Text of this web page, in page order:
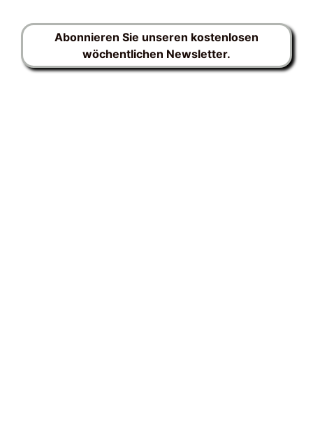
Abonnieren Sie unseren kostenlosen
wöchentlichen Newsletter.